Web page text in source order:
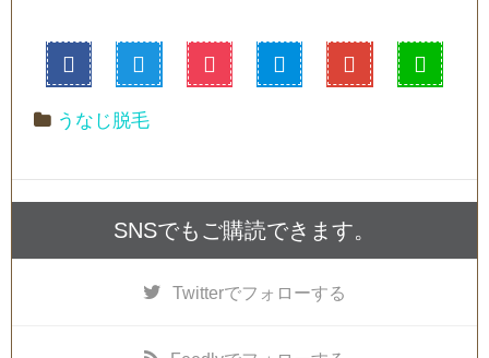
うなじ脱毛
SNSでもご購読できます。
Twitterでフォローする